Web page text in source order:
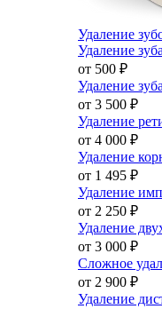
Удаление
Удаление
от 500 ₽
Удаление
от 3 500 ₽
Удаление
от 4 000 ₽
Удаление
от 1 495 ₽
Удаление
от 2 250 ₽
Удаление
от 3 000 ₽
Сложное
от 2 900 ₽
Удаление